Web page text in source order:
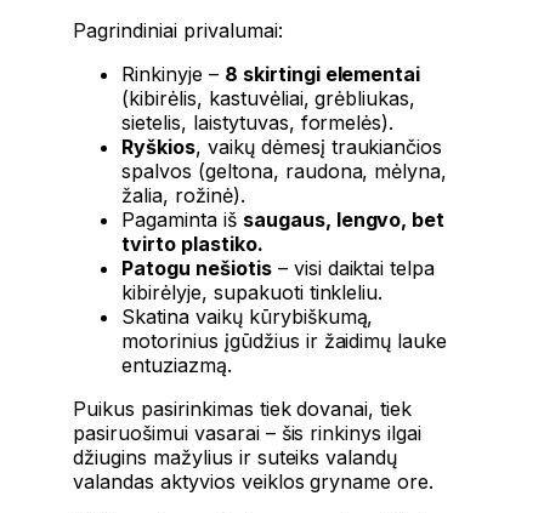
Pagrindiniai privalumai:
Rinkinyje – 8 skirtingi elementai
(kibirėlis, kastuvėliai, grėbliukas,
sietelis, laistytuvas, formelės).
Ryškios, vaikų dėmesį traukiančios
spalvos (geltona, raudona, mėlyna,
žalia, rožinė).
Pagaminta iš saugaus, lengvo, bet
tvirto plastiko.
Patogu nešiotis– visi daiktai telpa
kibirėlyje, supakuoti tinkleliu.
Skatina vaikų kūrybiškumą,
motorinius įgūdžius ir žaidimų lauke
entuziazmą.
Puikus pasirinkimas tiek dovanai, tiek
pasiruošimui vasarai – šis rinkinys ilgai
džiugins mažylius ir suteiks valandų
valandas aktyvios veiklos gryname ore.